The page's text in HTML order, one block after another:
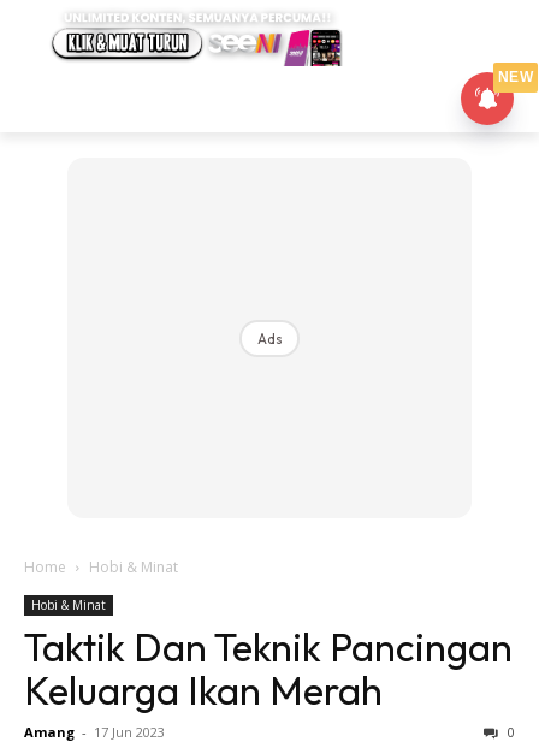
Ads
Home Hobi & Minat
Hobi & Minat
Taktik Dan Teknik Pancingan
Keluarga Ikan Merah
Amang - 17 Jun 2023 0
NEW